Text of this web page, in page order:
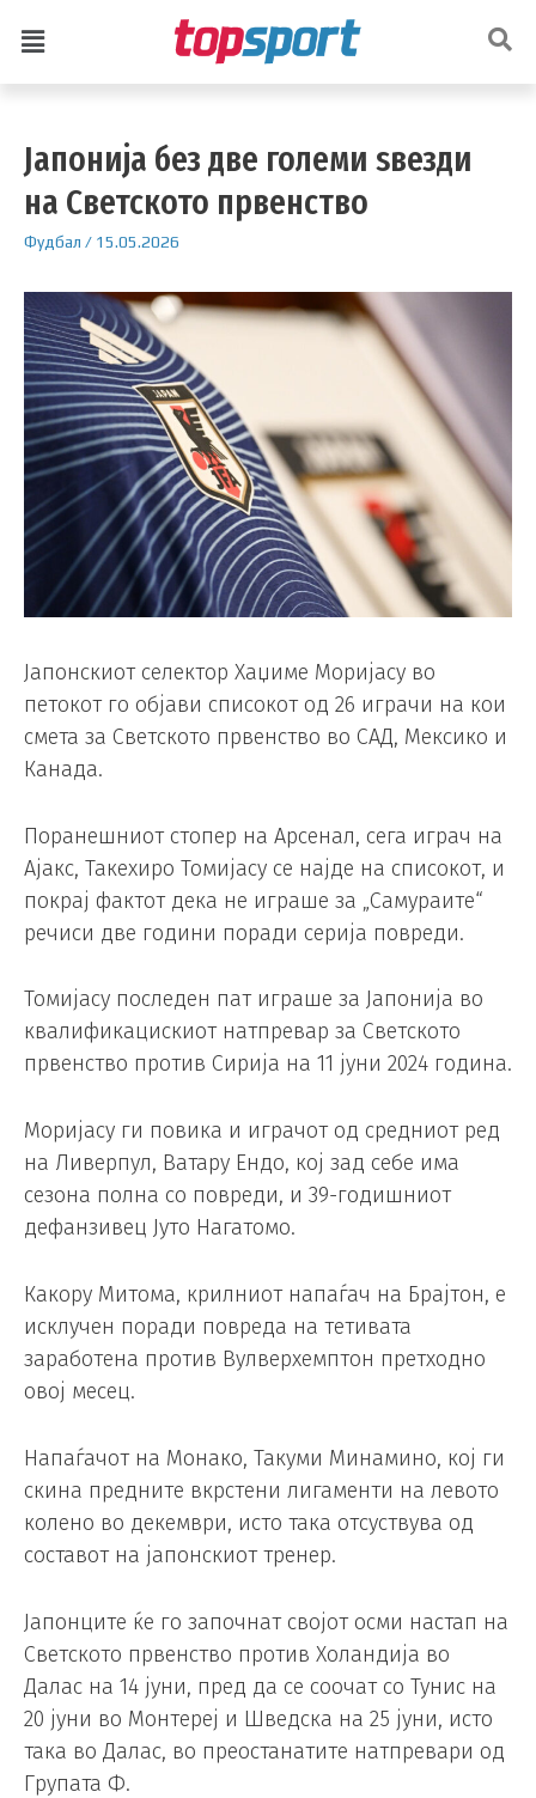
Јапонија без две големи ѕвезди
на Светското првенство
Фудбал / 15.05.2026
Јапонскиот селектор Хаџиме Моријасу во
петокот го објави списокот од 26 играчи на кои
смета за Светското првенство во САД, Мексико и
Канада.
Поранешниот стопер на Арсенал, сега играч на
Ајакс, Такехиро Томијасу се најде на списокот, и
покрај фактот дека не играше за „Самураите“
речиси две години поради серија повреди.
Томијасу последен пат играше за Јапонија во
квалификацискиот натпревар за Светското
првенство против Сирија на 11 јуни 2024 година.
Моријасу ги повика и играчот од средниот ред
на Ливерпул, Ватару Ендо, кој зад себе има
сезона полна со повреди, и 39-годишниот
дефанзивец Јуто Нагатомо.
Какору Митома, крилниот напаѓач на Брајтон, е
исклучен поради повреда на тетивата
заработена против Вулверхемптон претходно
овој месец.
Напаѓачот на Монако, Такуми Минамино, кој ги
скина предните вкрстени лигаменти на левото
колено во декември, исто така отсуствува од
составот на јапонскиот тренер.
Јапонците ќе го започнат својот осми настап на
Светското првенство против Холандија во
Далас на 14 јуни, пред да се соочат со Тунис на
20 јуни во Монтереј и Шведска на 25 јуни, исто
така во Далас, во преостанатите натпревари од
Групата Ф.